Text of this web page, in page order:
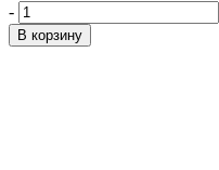
-
В корзину